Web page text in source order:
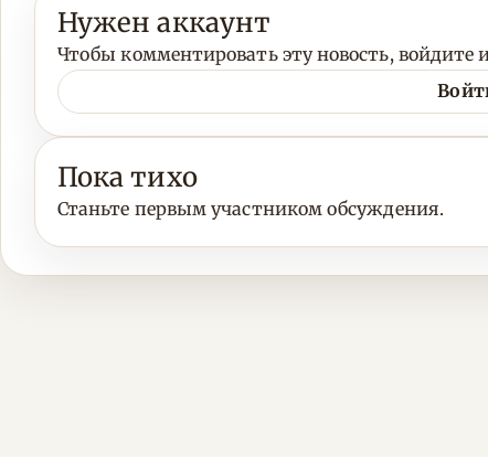
Нужен аккаунт
Чтобы комментировать эту новость, войдите
Пока тихо
Станьте первым участником обсуждения.